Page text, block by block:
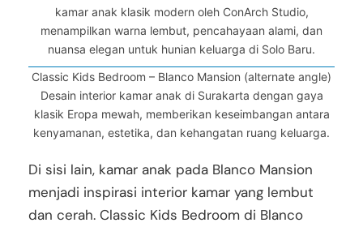
kamar anak klasik modern oleh ConArch Studio,
menampilkan warna lembut, pencahayaan alami, dan
nuansa elegan untuk hunian keluarga di Solo Baru.
Classic Kids Bedroom – Blanco Mansion (alternate angle)
Desain interior kamar anak di Surakarta dengan gaya
klasik Eropa mewah, memberikan keseimbangan antara
kenyamanan, estetika, dan kehangatan ruang keluarga.
Di sisi lain, kamar anak pada Blanco Mansion
menjadi inspirasi interior kamar yang lembut
dan cerah. Classic Kids Bedroom di Blanco